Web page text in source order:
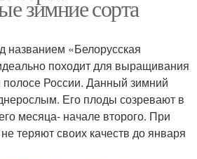
зимние сорта
названием «Белорусская
походит для выращивания
России. Данный зимний
Его плоды созревают в
месяца- начале второго. При
теряют своих качеств до января